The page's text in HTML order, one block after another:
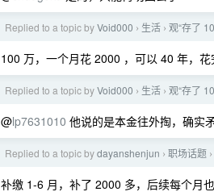
Replied to a topic byVoid000 › 生活 › 观“存了
100 万，一个月花 2000 ，可以 40 年，
Replied to a topic byVoid000 › 生活 › 观“存了
@lp7631010 他说的是本金往外掏，确实
Replied to a topic bydayanshenjun › 职场话题 ›
补缴 1-6 月，补了 2000 多，后续每个月